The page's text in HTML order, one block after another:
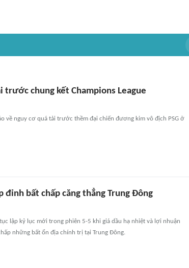
trước chung kết Champions League
về nguy cơ quá tải trước thềm đại chiến đương kim vô địch PSG ở
đỉnh bất chấp căng thẳng Trung Đông
lập kỷ lục mới trong phiên 5-5 khi giá dầu hạ nhiệt và lợi nhuận
những bất ổn địa chính trị tại Trung Đông.